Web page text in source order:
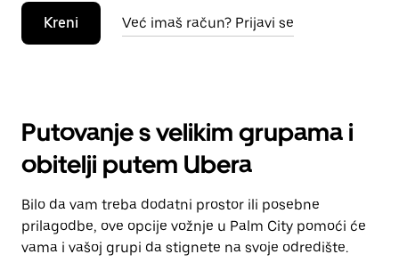
Kreni Već imaš račun? Prijavi se
Putovanje s velikim grupama i
obitelji putem Ubera
Bilo da vam treba dodatni prostor ili posebne
prilagodbe, ove opcije vožnje u Palm City pomoći će
vama i vašoj grupi da stignete na svoje odredište.